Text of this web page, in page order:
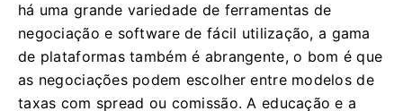
há uma grande variedade de ferramentas de
negociação e software de fácil utilização, a gama
de plataformas também é abrangente, o bom é que
as negociações podem escolher entre modelos de
taxas com spread ou comissão. A educação e a